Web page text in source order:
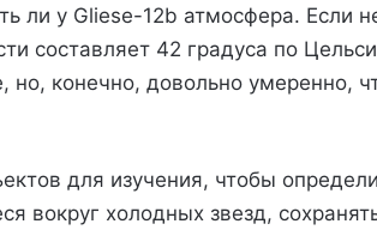
ли у Gliese-12b атмосфера. Если
составляет 42 градуса по
конечно, довольно умеренно,
для изучения, чтобы
вокруг холодных звезд,